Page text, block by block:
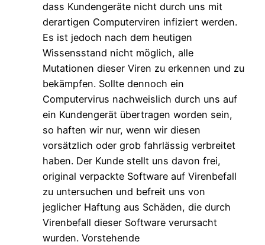
dass Kundengeräte nicht durch uns mit
derartigen Computerviren infiziert werden.
Es ist jedoch nach dem heutigen
Wissensstand nicht möglich, alle
Mutationen dieser Viren zu erkennen und zu
bekämpfen. Sollte dennoch ein
Computervirus nachweislich durch uns auf
ein Kundengerät übertragen worden sein,
so haften wir nur, wenn wir diesen
vorsätzlich oder grob fahrlässig verbreitet
haben. Der Kunde stellt uns davon frei,
original verpackte Software auf Virenbefall
zu untersuchen und befreit uns von
jeglicher Haftung aus Schäden, die durch
Virenbefall dieser Software verursacht
wurden. Vorstehende